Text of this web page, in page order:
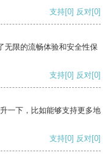
支持[0] 反对[0]
无限的流畅体验和安全性保
支持[0] 反对[0]
一下，比如能够支持更多地
支持[0] 反对[0]